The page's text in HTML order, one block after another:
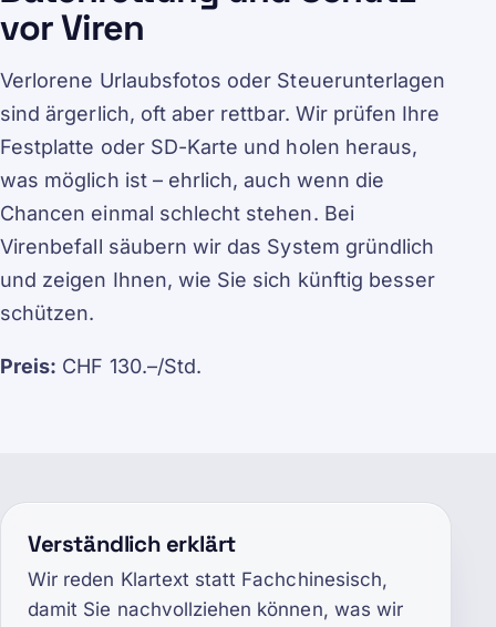
vor Viren
Verlorene Urlaubsfotos oder Steuerunterlagen
sind ärgerlich, oft aber rettbar. Wir prüfen Ihre
Festplatte oder SD-Karte und holen heraus,
was möglich ist – ehrlich, auch wenn die
Chancen einmal schlecht stehen. Bei
Virenbefall säubern wir das System gründlich
und zeigen Ihnen, wie Sie sich künftig besser
schützen.
Preis: CHF 130.–/Std.
Verständlich erklärt
Wir reden Klartext statt Fachchinesisch,
damit Sie nachvollziehen können, was wir